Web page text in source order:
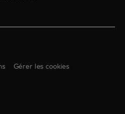
Gérer les cookies